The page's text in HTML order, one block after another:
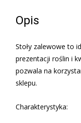
Opis
Stoły zalewowe to
prezentacji roślin i
pozwala na
sklepu.
Charakterystyka: